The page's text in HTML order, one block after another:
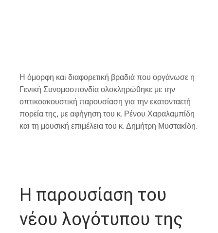
Η όμορφη και διαφορετική βραδιά που οργάνωσε η
Γενική Συνομοσπονδία ολοκληρώθηκε με την
οπτικοακουστική παρουσίαση για την εκατονταετή
πορεία της, με αφήγηση του κ. Ρένου Χαραλαμπίδη
και τη μουσική επιμέλεια του κ. Δημήτρη Μυστακίδη.
Η παρουσίαση του
νέου λογότυπου της